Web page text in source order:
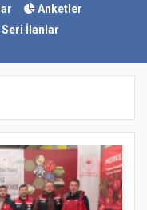
Anketler
Seri İlanlar